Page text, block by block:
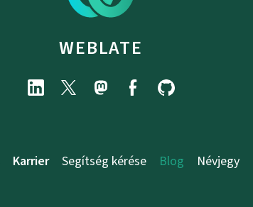
WEBLATE
Karrier Segítség kérése Blog Névjegy